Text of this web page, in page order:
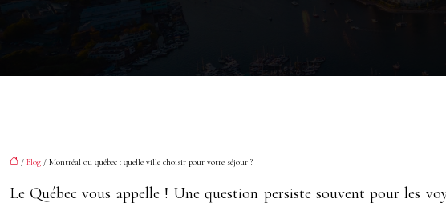
/ Blog / Montréal ou québec : quelle ville choisir pour votre séjour ?
Le Québec vous appelle ! Une question persiste souvent pour les